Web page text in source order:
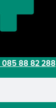
085 88 82 288